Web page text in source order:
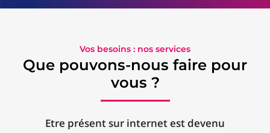
Vos besoins : nos services
Que pouvons-nous faire pour
vous ?
Etre présent sur internet est devenu